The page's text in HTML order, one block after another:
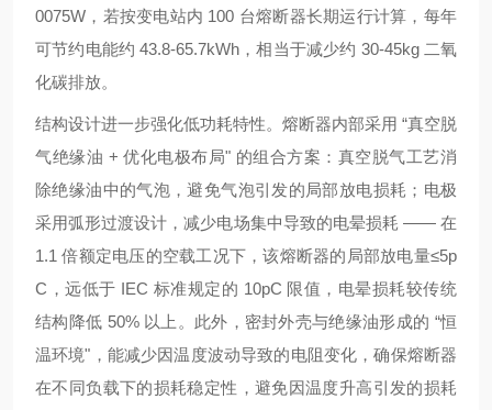
0075W，若按变电站内 100 台熔断器长期运行计算，每年
可节约电能约 43.8-65.7kWh，相当于减少约 30-45kg 二氧
化碳排放。
结构设计进一步强化低功耗特性。熔断器内部采用 “真空脱
气绝缘油 + 优化电极布局" 的组合方案：真空脱气工艺消
除绝缘油中的气泡，避免气泡引发的局部放电损耗；电极
采用弧形过渡设计，减少电场集中导致的电晕损耗 —— 在
1.1 倍额定电压的空载工况下，该熔断器的局部放电量≤5p
C，远低于 IEC 标准规定的 10pC 限值，电晕损耗较传统
结构降低 50% 以上。此外，密封外壳与绝缘油形成的 “恒
温环境"，能减少因温度波动导致的电阻变化，确保熔断器
在不同负载下的损耗稳定性，避免因温度升高引发的损耗